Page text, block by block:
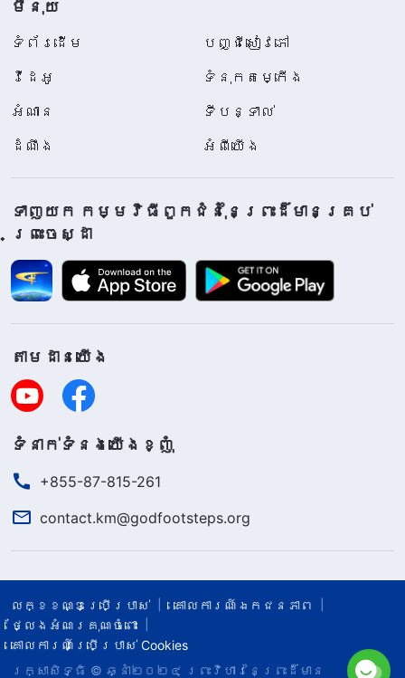
មីនុយ
ទំព័រ​ដើម
បញ្ជីសៀវភៅ
វីដេអូ
ទំនុកតម្កើង
អំណាន
ទីបន្ទាល់
ដំណឹង
អំពីយើង
ទាញយក កម្មវិធីពួកជំនុំនៃព្រះដ៏មានគ្រប់
ព្រះចេស្ដា
តាម​ដាន​យើង​
ទំនាក់​ទំនង​យើង​ខ្ញុំ
+855-87-815-261
contact.km@godfootsteps.org
លក្ខខណ្ឌ​ប្រើប្រាស់​
គោលការណ៍ឯកជនភាព
ថ្លែងអំណរគុណចំពោះ
គោលការណ៍ប្រើប្រាស់ Cookies
រក្សាសិទ្ធិ © ឆ្នាំ២០២៤ ព្រះ​វិហារនៃព្រះដ៏មាន